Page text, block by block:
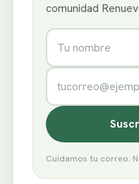
comunidad
Nombre
Correo
Cuidamos tu correo.